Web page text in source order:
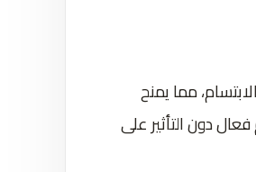
مما يمنح
دون التأثير على